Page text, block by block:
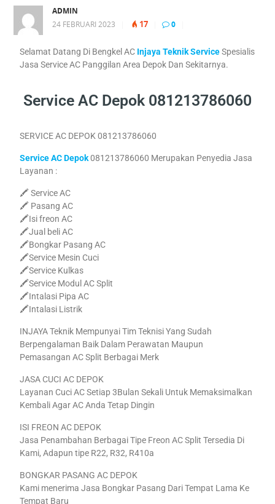
ADMIN
24 FEBRUARI 2023
17 0
Selamat Datang Di Bengkel AC Injaya Teknik Service Spesialis
Jasa Service AC Panggilan Area Depok Dan Sekitarnya.
Service AC Depok 081213786060
SERVICE AC DEPOK 081213786060
Service AC Depok081213786060 Merupakan Penyedia Jasa
Layanan :
🖍 Service AC
🖍 Pasang AC
🖍Isi freon AC
🖍Jual beli AC
🖍Bongkar Pasang AC
🖍Service Mesin Cuci
🖍Service Kulkas
🖍Service Modul AC Split
🖍Intalasi Pipa AC
🖍Intalasi Listrik
INJAYA Teknik Mempunyai Tim Teknisi Yang Sudah
Berpengalaman Baik Dalam Perawatan Maupun
Pemasangan AC Split Berbagai Merk
JASA CUCI AC DEPOK
Layanan Cuci AC Setiap 3Bulan Sekali Untuk Memaksimalkan
Kembali Agar AC Anda Tetap Dingin
ISI FREON AC DEPOK
Jasa Penambahan Berbagai Tipe Freon AC Split Tersedia Di
Kami, Adapun tipe R22, R32, R410a
BONGKAR PASANG AC DEPOK
Kami menerima Jasa Bongkar Pasang Dari Tempat Lama Ke
Tempat Baru